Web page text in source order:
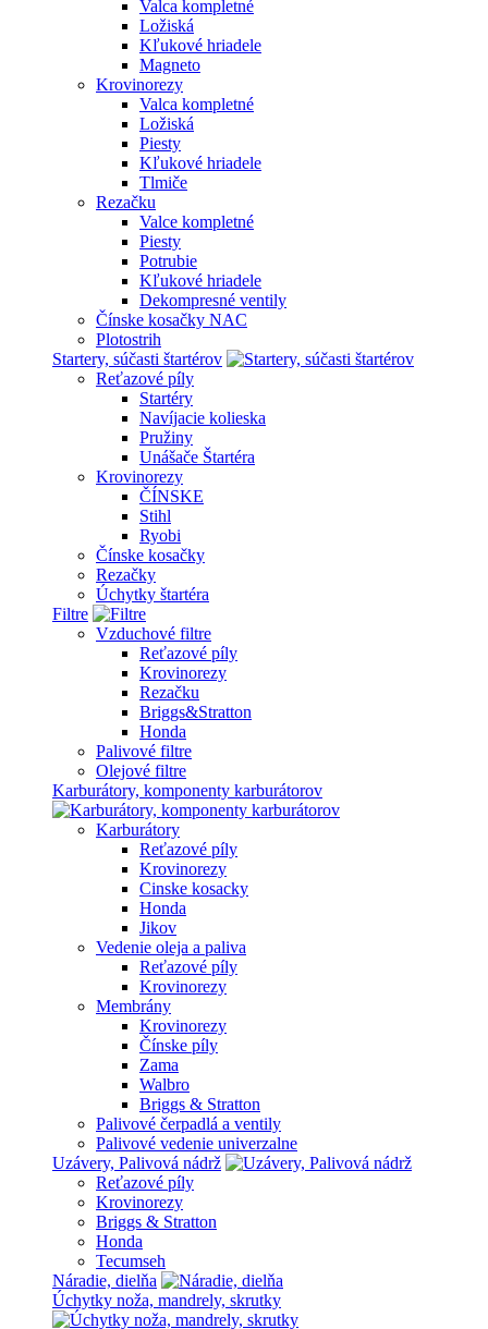
Valca kompletné
Ložiská
Kľukové hriadele
Magneto
Krovinorezy
Valca kompletné
Ložiská
Piesty
Kľukové hriadele
Tlmiče
Rezačku
Valce kompletné
Piesty
Potrubie
Kľukové hriadele
Dekompresné ventily
Čínske kosačky NAC
Plotostrih
Startery, súčasti štartérov
Reťazové píly
Startéry
Navíjacie kolieska
Pružiny
Unášače Štartéra
Krovinorezy
ČÍNSKE
Stihl
Ryobi
Čínske kosačky
Rezačky
Úchytky štartéra
Filtre
Vzduchové filtre
Reťazové píly
Krovinorezy
Rezačku
Briggs&Stratton
Honda
Palivové filtre
Olejové filtre
Karburátory, komponenty karburátorov
Karburátory
Reťazové píly
Krovinorezy
Cinske kosacky
Honda
Jikov
Vedenie oleja a paliva
Reťazové píly
Krovinorezy
Membrány
Krovinorezy
Čínske píly
Zama
Walbro
Briggs & Stratton
Palivové čerpadlá a ventily
Palivové vedenie univerzalne
Uzávery, Palivová nádrž
Reťazové píly
Krovinorezy
Briggs & Stratton
Honda
Tecumseh
Náradie, dielňa
Úchytky noža, mandrely, skrutky